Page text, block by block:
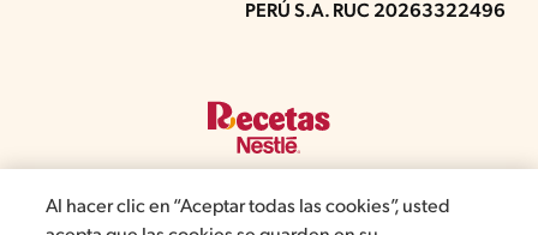
PERÚ S.A. RUC 20263322496
Al hacer clic en “Aceptar todas las cookies”, usted